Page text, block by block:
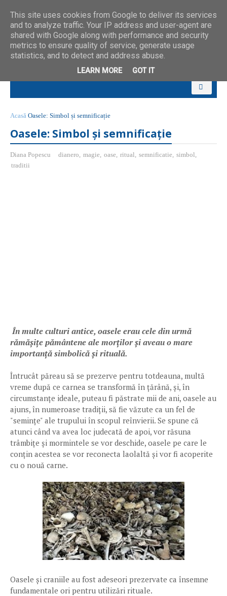
Acasă Oasele: Simbol și semnificație
Oasele: Simbol și semnificație
Diana Popescu dianero, magie, oase, ritual, semnificatie, simbol,
traditii
În multe culturi antice, oasele erau cele din urmă
rămășițe pământene ale morților și aveau o mare
importanță simbolică și rituală.
Întrucât păreau să se prezerve pentru totdeauna, multă
vreme după ce carnea se transformă în țărână, și, în
circumstanțe ideale, puteau fi păstrate mii de ani, oasele au
ajuns, în numeroase tradiții, să fie văzute ca un fel de
"semințe" ale trupului în scopul reînvierii. Se spune că
atunci când va avea loc judecată de apoi, vor răsuna
trâmbițe și mormintele se vor deschide, oasele pe care le
conțin acestea se vor reconecta laolaltă și vor fi acoperite
cu o nouă carne.
Oasele și craniile au fost adeseori prezervate ca însemne
fundamentale ori pentru utilizări rituale.
This site uses cookies from Google to deliver its services
and to analyze traffic. Your IP address and user-agent are
shared with Google along with performance and security
metrics to ensure quality of service, generate usage
statistics, and to detect and address abuse.
LEARN MORE GOT IT